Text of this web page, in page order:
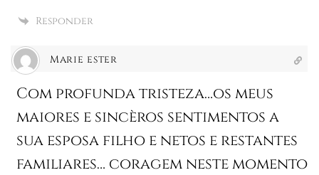
Responder
Marie ester
Com profunda tristeza…os meus
maiores e sincèros sentimentos a
sua esposa filho e netos e restantes
familiares… coragem neste momento